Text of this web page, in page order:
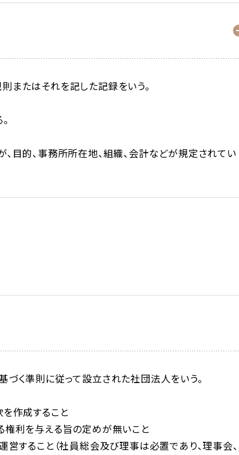
またはそれを記した記録をいう。
目的、事務所所在地、組織、会計などが規定されてい
く準則に従って設立された社団法人をいう。
作成すること
利を与える旨の定めが無いこと
すること（社員総会及び理事は必置であり、理事会、